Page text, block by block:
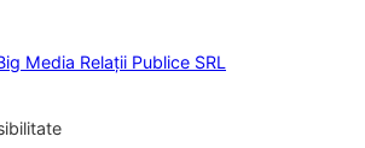
Media Relații Publice SRL